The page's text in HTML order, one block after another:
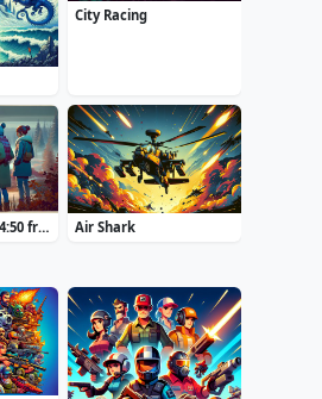
City Racing
Agatha Christie 4:50 from Paddington Air Shark